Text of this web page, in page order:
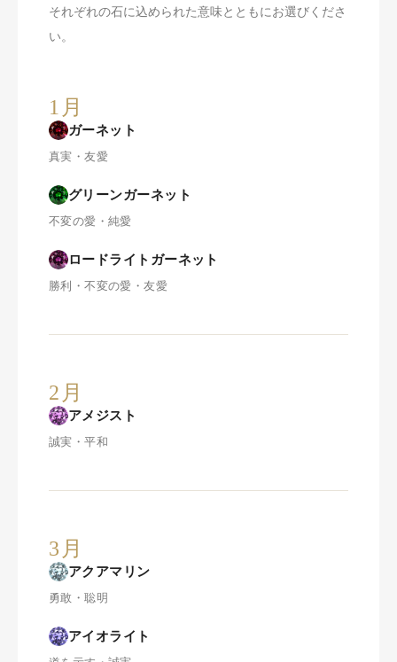
それぞれの石に込められた意味とともにお選びくださ
い。
1月
ガーネット
真実・友愛
グリーンガーネット
不変の愛・純愛
ロードライトガーネット
勝利・不変の愛・友愛
2月
アメジスト
誠実・平和
3月
アクアマリン
勇敢・聡明
アイオライト